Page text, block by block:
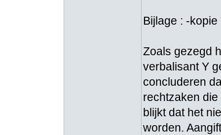
Bijlage : -
Zoals gezegd
verbalisant Y
concluderen
rechtzaken
blijkt dat het
worden.